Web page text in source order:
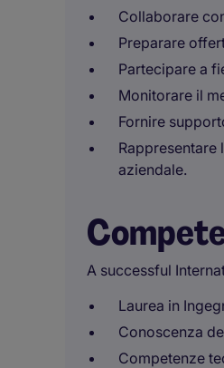
Collaborare
Preparare
Partecipare a
Monitorare il
Fornire
aziendale.
A successful
Laurea in
Conoscenza
Competenze